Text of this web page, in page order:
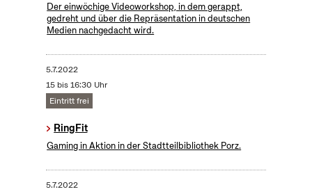
Der einwöchige Videoworkshop, in dem gerappt,
gedreht und über die Repräsentation in deutschen
Medien nachgedacht wird.
5.7.2022
15 bis 16:30 Uhr
Eintritt frei
RingFit
Gaming in Aktion in der Stadtteilbibliothek Porz.
5.7.2022